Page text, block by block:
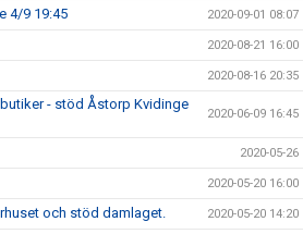
4/9 19:45 2020-09-01 08:07
2020-08-21 16:00
2020-08-16 20:35
- stöd Åstorp Kvidinge
2020-06-09 16:45
2020-05-26
2020-05-20 16:00
och stöd damlaget. 2020-05-20 14:20